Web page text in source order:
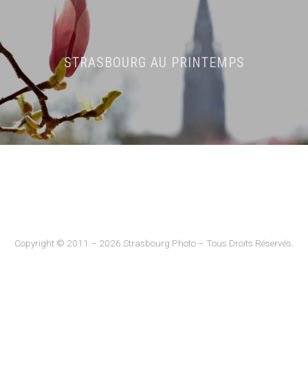
STRASBOURG AU PRINTEMPS
Copyright © 2011 – 2026 Strasbourg Photo – Tous Droits Réservés.